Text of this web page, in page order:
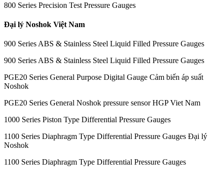
800 Series Precision Test Pressure Gauges
Đại lý Noshok Việt Nam
900 Series ABS & Stainless Steel Liquid Filled Pressure Gauges
900 Series ABS & Stainless Steel Liquid Filled Pressure Gauges
PGE20 Series General Purpose Digital Gauge Cảm biến áp suất
Noshok
PGE20 Series General Noshok pressure sensor HGP Viet Nam
1000 Series Piston Type Differential Pressure Gauges
1100 Series Diaphragm Type Differential Pressure Gauges Đại lý
Noshok
1100 Series Diaphragm Type Differential Pressure Gauges